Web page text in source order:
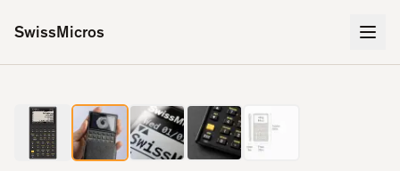
SwissMicros